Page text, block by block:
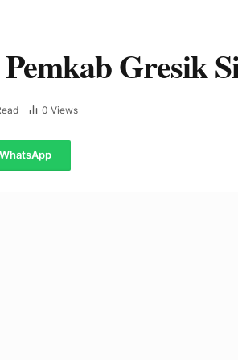
Gresik
0Views
WhatsApp